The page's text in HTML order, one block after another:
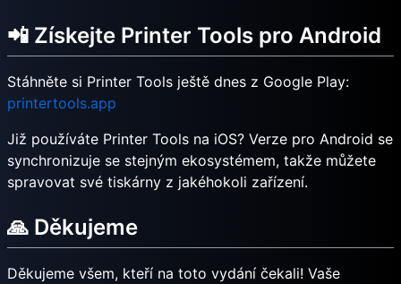
📲 Získejte Printer Tools pro Android
Stáhněte si Printer Tools ještě dnes z Google Play:
printertools.app
Již používáte Printer Tools na iOS? Verze pro Android se
synchronizuje se stejným ekosystémem, takže můžete
spravovat své tiskárny z jakéhokoli zařízení.
🙏 Děkujeme
Děkujeme všem, kteří na toto vydání čekali! Vaše